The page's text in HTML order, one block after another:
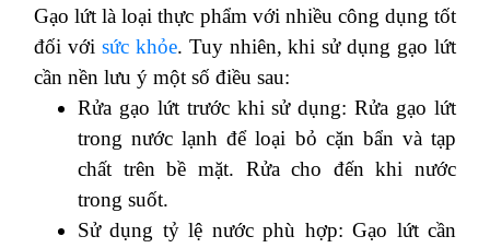
Gạo lứt là loại thực phẩm với nhiều công dụng tốt
đối với sức khỏe. Tuy nhiên, khi sử dụng gạo lứt
cần nền lưu ý một số điều sau:
Rửa gạo lứt trước khi sử dụng: Rửa gạo lứt
trong nước lạnh để loại bỏ cặn bẩn và tạp
chất trên bề mặt. Rửa cho đến khi nước
trong suốt.
Sử dụng tỷ lệ nước phù hợp: Gạo lứt cần